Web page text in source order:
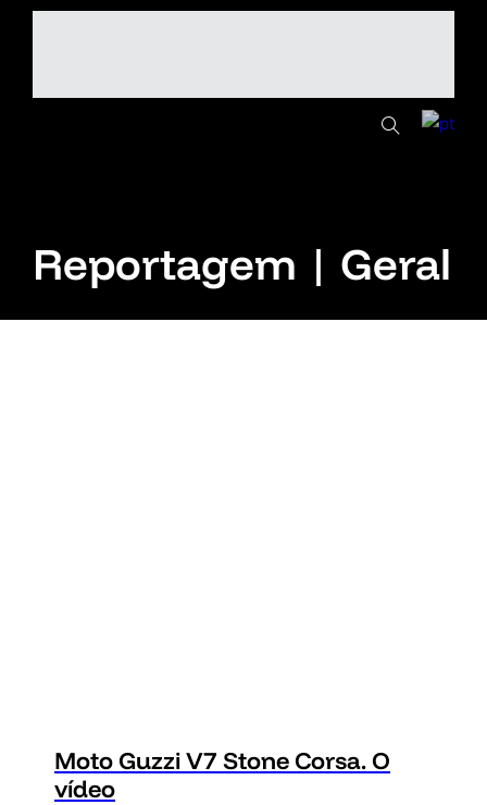
Reportagem | Geral
Moto Guzzi V7 Stone Corsa. O
vídeo